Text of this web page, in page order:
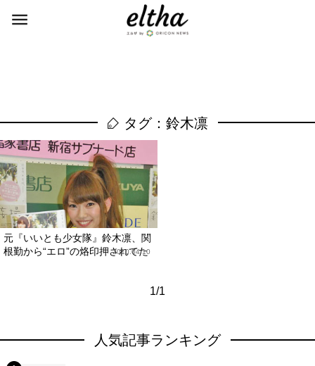
タグ：鈴木凛
元『いいとも少女隊』鈴木凛、関
根勤から“エロ”の烙印押されてた
2010.04.10
1/1
人気記事ランキング